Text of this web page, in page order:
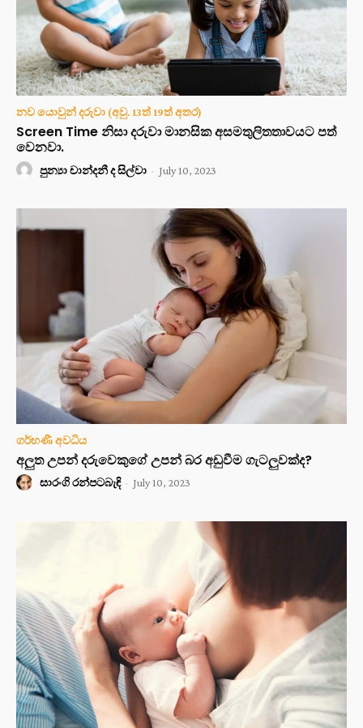
නව යොවුන් දරුවා (අවු. 13ත් 19ත් අතර)
Screen Time නිසා දරුවා මානසික අසමතුලිතතාවයට පත්
වෙනවා.
පුන්‍යා චාන්දනී ද සිල්වා - July 10, 2023
ගර්භණී අවධිය
අලුත උපන් දරුවෙකුගේ උපන් බර අඩුවීම ගැටලුවක්ද?
සාරංගි රන්පටබැඳි - July 10, 2023